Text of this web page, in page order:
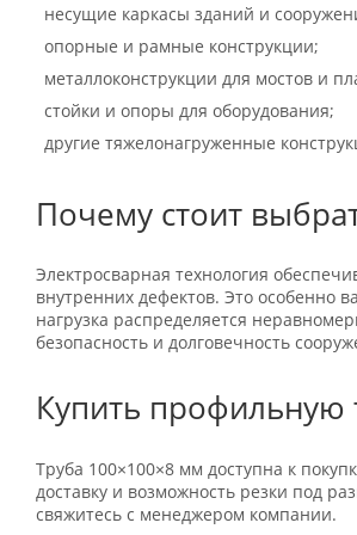
несущие каркасы зданий и
опорные и рамные конструкции;
металлоконструкции для мостов и
стойки и опоры для оборудования;
другие тяжелонагруженные
Почему стоит
Электросварная технология
внутренних дефектов. Это особенно
нагрузка распределяется
безопасность и долговечность
Купить профильную
Труба 100×100×8 мм доступна к
доставку и возможность резки под
свяжитесь с менеджером компании.